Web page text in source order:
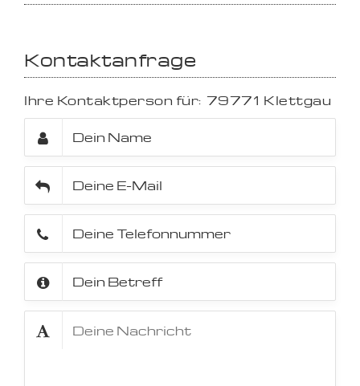
Kontaktanfrage
Ihre Kontaktperson für: 79771 Klettgau